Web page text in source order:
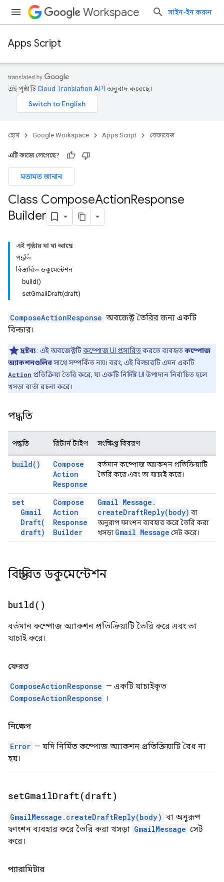
Workspace সাইন-ইন করুন
Apps Script
এই পৃষ্ঠাটিCloud Translation API অনুবাদ করেছে।
হোম Google Workspace Apps Script রেফারেন্স
এটি কাজে লেগেছে?
মতামত জানান
Class ComposeActionResponse
Builder
এই পৃষ্ঠায় যা যা আছে
পদ্ধতি
বিস্তারিত ডকুমেন্টেশন
build()
setGmailDraft(draft)
ComposeActionResponse অবজেক্ট তৈরির জন্য একটি
বিল্ডার।
দ্রষ্টব্য : এই অবজেক্টটিকম্পোজ UI প্রসারিতকরতে ব্যবহৃতকম্পোজ
অ্যাকশনগুলিরসাথে সম্পর্কিত নয়। বরং, এই বিল্ডারটি এমন একটি
Action প্রতিক্রিয়া তৈরি করে, যা একটি নির্দিষ্ট UI উপাদান নির্বাচিত হলে
খসড়া বার্তা রচনা করে।
পদ্ধতি
পদ্ধতি রিটার্ন টাইপ সংক্ষিপ্ত বিবরণ
build( )
Compose
Action
Response
বর্তমান কম্পোজ অ্যাকশন প্রতিক্রিয়াটি
তৈরি করে এবং তা যাচাই করে।
set
Gmail
Draft(
draft)
Compose
Action
Response
Builder
Gmail Message .
createDraftReply(body) বা
অনুরূপ ফাংশন ব্যবহার করে তৈরি করা
খসড়া Gmail Message সেট করে।
বিস্তারিত ডকুমেন্টেশন
build( )
বর্তমান কম্পোজ অ্যাকশন প্রতিক্রিয়াটি তৈরি করে এবং তা
যাচাই করে।
ফেরত
ComposeActionResponse — একটি যাচাইকৃত
ComposeActionResponse
।
নিক্ষেপ
Error — যদি নির্মিত কম্পোজ অ্যাকশন প্রতিক্রিয়াটি বৈধ না
হয়।
setGmailDraft(draft)
GmailMessage.createDraftReply(body) বা অনুরূপ
ফাংশন ব্যবহার করে তৈরি করা খসড়া GmailMessage সেট
করে।
প্যারামিটার